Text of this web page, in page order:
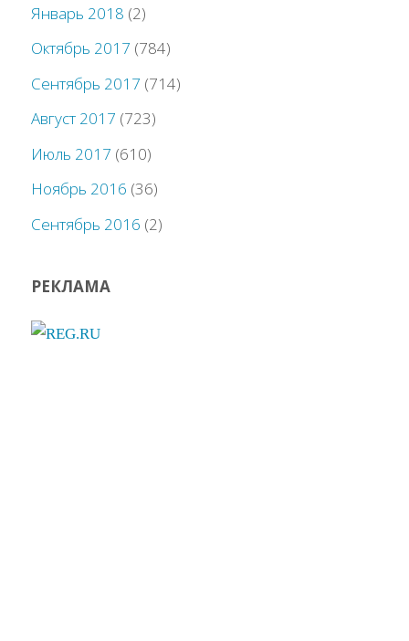
Январь 2018 (2)
Октябрь 2017 (784)
Сентябрь 2017 (714)
Август 2017 (723)
Июль 2017 (610)
Ноябрь 2016 (36)
Сентябрь 2016 (2)
РЕКЛАМА